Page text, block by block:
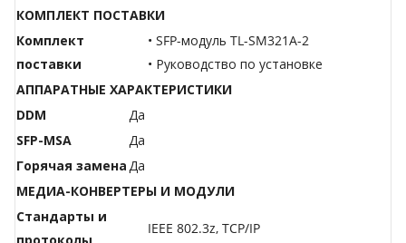
КОМПЛЕКТ ПОСТАВКИ
Комплект
поставки
• SFP-модуль TL-SM321A-2
• Руководство по установке
АППАРАТНЫЕ ХАРАКТЕРИСТИКИ
DDM
Да
SFP-MSA
Да
Горячая заменаДа
МЕДИА-КОНВЕРТЕРЫ И МОДУЛИ
Стандарты и
IEEE 802.3z, TCP/IP